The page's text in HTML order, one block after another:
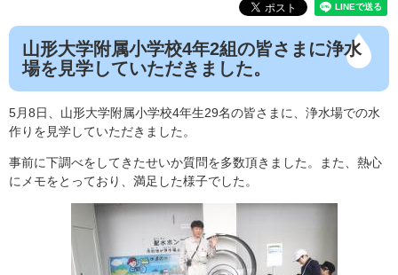
山形大学附属小学校4年2組の皆さまに浄水
場を見学していただきました。
5月8日、山形大学附属小学校4年生29名の皆さまに、浄水場での水
作りを見学していただきました。
事前に下調べをしてきたせいか質問を多数頂きました。また、熱心
にメモをとっており、満足した様子でした。